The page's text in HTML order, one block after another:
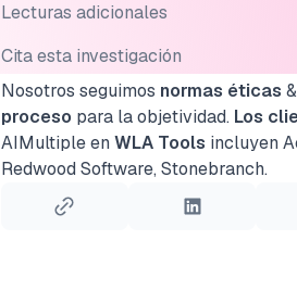
Lecturas adicionales
Cita esta investigación
Nosotros seguimos normas éticas &
proceso para la objetividad. Los
AIMultiple en WLA Tools incluyen
Redwood Software, Stonebranch.